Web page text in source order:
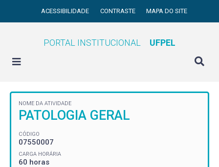
ACESSIBILIDADE CONTRASTE MAPA DO SITE
PORTAL INSTITUCIONAL UFPEL
NOME DA ATIVIDADE
PATOLOGIA GERAL
CÓDIGO
07550007
CARGA HORÁRIA
60 horas